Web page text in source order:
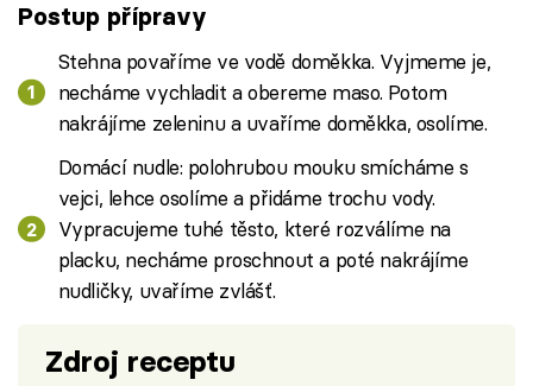
Postup přípravy
Stehna povaříme ve vodě doměkka. Vyjmeme je,
necháme vychladit a obereme maso. Potom
nakrájíme zeleninu a uvaříme doměkka, osolíme.
Domácí nudle: polohrubou mouku smícháme s
vejci, lehce osolíme a přidáme trochu vody.
Vypracujeme tuhé těsto, které rozválíme na
placku, necháme proschnout a poté nakrájíme
nudličky, uvaříme zvlášť.
Zdroj receptu